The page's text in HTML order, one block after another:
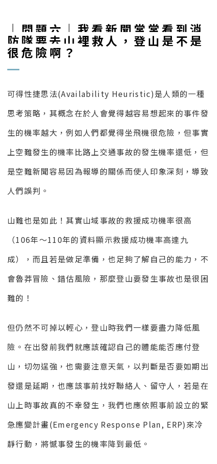
｜問題六｜我看新聞常常看到消
防隊要去山裡救人，登山是不是
很危險啊？
可得性捷思法(Availability Heuristic)是人類的一種
思考策略，其概念在於人會覺得越容易想起來的事件發
生的機率越大，例如人們都覺得坐飛機很危險，但事實
上空難發生的機率比路上交通事故的發生機率還低，但
是空難新聞容易因為報導的關係而使人印象深刻，導致
人們誤判。
山難也是如此！其實山域事故的救援成功機率很高
（106年～110年的資料顯示救援成功機率高達九
成），而且若是做足準備，也足夠了解自己的能力，不
會魯莽冒險、錯估風險，那麼登山要發生事故也是很困
難的！
但仍然不可掉以輕心，登山時我們一樣要盡力降低風
險。在出發前我們就應該確認自己的體能能否應付登
山，切勿逞強，也需要注意天氣，以判斷是否要如期出
發還是延期，也應該事前找好聯絡人、留守人，若是在
山上時事故真的不幸發生，我們也應依照事前設立的緊
急應變計畫(Emergency Response Plan, ERP)來冷
靜行動，將憾事發生的機率降到最低。